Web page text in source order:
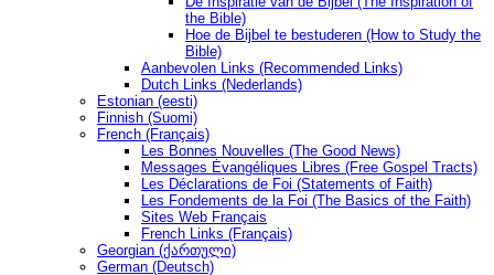
the Bible)
Hoe de Bijbel te bestuderen (How to Study the
Bible)
Aanbevolen Links (Recommended Links)
Dutch Links (Nederlands)
Estonian (eesti)
Finnish (Suomi)
French (Français)
Les Bonnes Nouvelles (The Good News)
Messages Ėvangéliques Libres (Free Gospel Tracts)
Les Déclarations de Foi (Statements of Faith)
Les Fondements de la Foi (The Basics of the Faith)
Sites Web Français
French Links (Français)
Georgian (ქართული)
German (Deutsch)